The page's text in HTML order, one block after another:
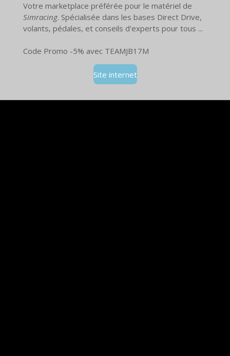
Votre marketplace préférée pour le matériel de
Simracing. Spécialisée dans les bases Direct Drive,
volants, pédales, et conseils d'experts pour tous ...
Code Promo -5% avec TEAMJB17M
Site internet